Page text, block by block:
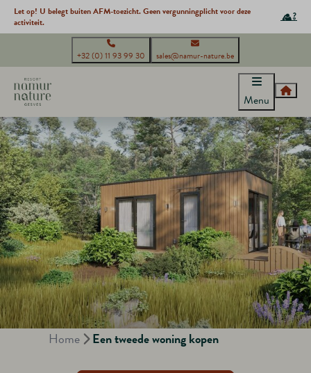
Let op! U belegt buiten AFM-toezicht. Geen vergunningplicht voor deze
activiteit.
+32 (0) 11 93 99 30 sales@namur-nature.be
Menu
Home Een tweede woning kopen